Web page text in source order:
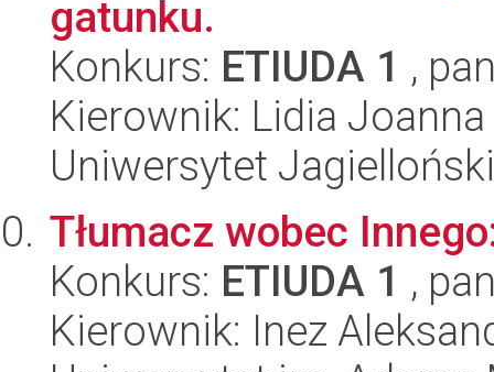
gatunku.
Konkurs: ETIUDA 1 ,
Kierownik: Lidia
Uniwersytet
Tłumacz wobec
Konkurs: ETIUDA 1 ,
Kierownik: Inez